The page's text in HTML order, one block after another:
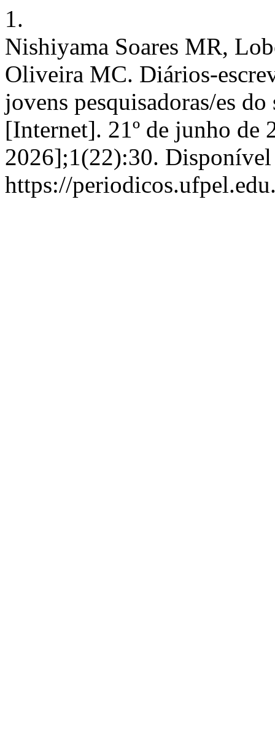
1.
Nishiyama Soares MR,
Oliveira MC. Diários-
jovens pesquisadoras/es
[Internet]. 21º de junho de
2026];1(22):30. Disponível
https://